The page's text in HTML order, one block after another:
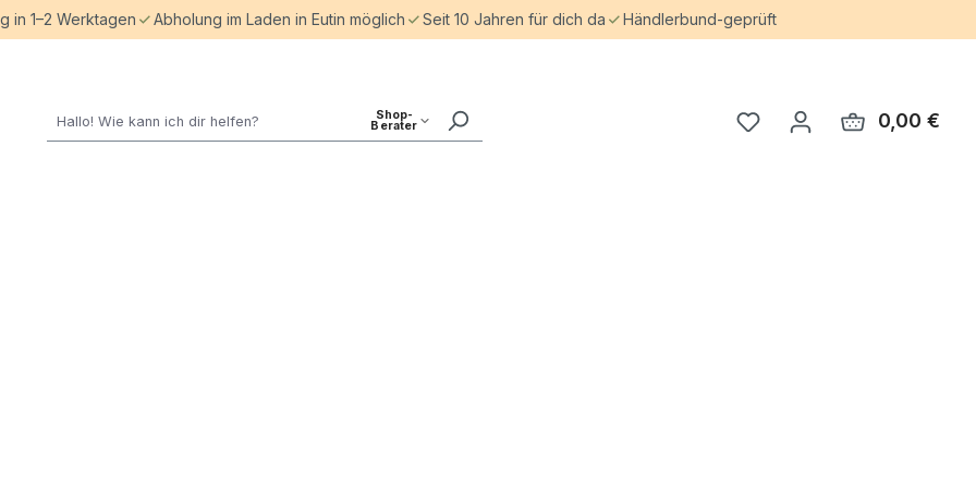
in 1–2 Werktagen Abholung im Laden in Eutin möglich Seit 10 Jahren für dich da Händlerbund-geprüft
Shop-
Berater 0,00 €